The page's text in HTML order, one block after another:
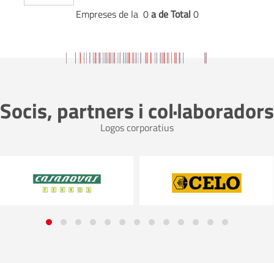
Empreses de la 0ade Total 0
Socis, partners i col·laboradors
Logos corporatius